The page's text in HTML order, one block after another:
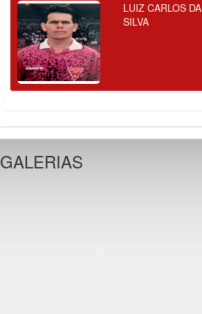
LUIZ CARLOS DA
SILVA
GALERIAS